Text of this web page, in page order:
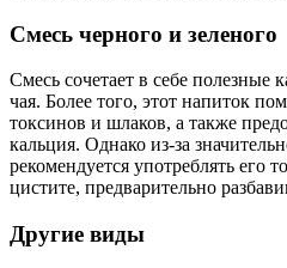
Смесь черного и зеленого
Смесь сочетает в себе полезные
чая. Более того, этот напиток
токсинов и шлаков, а также
кальция. Однако из-за
рекомендуется употреблять его
цистите, предварительно
Другие виды